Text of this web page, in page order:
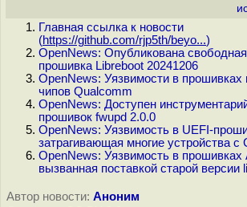
Главная ссылка к новости
(https://github.com/rjp5th/beyo...)
OpenNews: Опубликована свободная
прошивка Libreboot 20241206
OpenNews: Уязвимости в прошивках
чипов Qualcomm
OpenNews: Доступен
прошивок fwupd 2.0.0
OpenNews: Уязвимость в UEFI-
затрагивающая многие устройства с
OpenNews: Уязвимость в прошивках
вызванная поставкой старой версии
Автор новости: Аноним